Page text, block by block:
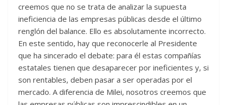
creemos que no se trata de analizar la supuesta
ineficiencia de las empresas públicas desde el último
renglón del balance. Ello es absolutamente incorrecto.
En este sentido, hay que reconocerle al Presidente
que ha sincerado el debate: para él estas compañías
estatales tienen que desaparecer por ineficientes y, si
son rentables, deben pasar a ser operadas por el
mercado. A diferencia de Milei, nosotros creemos que